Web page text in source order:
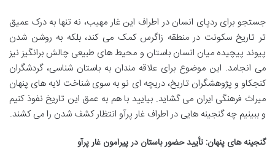
جستجو برای ردپای انسان در اطراف این غار مهیب، نه تنها به درک عمیق
تر تاریخ سکونت در منطقه زاگرس کمک می کند، بلکه به روشن شدن
پیوند پیچیده میان انسان باستان و محیط های طبیعی چالش برانگیز نیز
می انجامد. این موضوع برای علاقه مندان به باستان شناسی، گردشگران
کنجکاو و پژوهشگران تاریخ، دریچه ای نو به سوی شناخت لایه های پنهان
میراث فرهنگی ایران می گشاید. بیایید با هم به عمق این تاریخ نفوذ کنیم
و ببینیم چه گنجینه هایی در اطراف غار پرآو انتظار کشف شدن را می کشند.
گنجینه های پنهان: تأیید حضور باستان در پیرامون غار پرآو